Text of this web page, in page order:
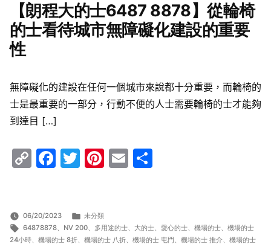
【朗程大的士6487 8878】從輪椅
的士看待城市無障礙化建設的重要
性
無障礙化的建設在任何一個城市來說都十分重要，而輪椅的
士是最重要的一部分，行動不便的人士需要輪椅的士才能夠
到達目 […]
CopyFacebook
Twitter
Pinterest
Email
06/20/2023
分
類:
未分類
標
籤:
64878878、 NV 200、 多用途的士、 大的士、 愛心的士、 機場的士、 機場的士
24小時、 機場的士 8折、 機場的士 八折、 機場的士 屯門、 機場的士 推介、 機場的士